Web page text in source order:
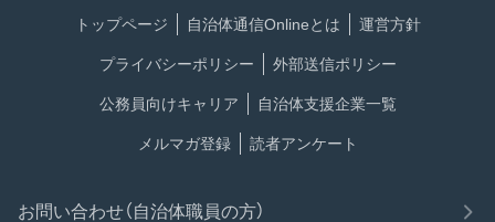
トップページ 自治体通信Onlineとは 運営方針
プライバシーポリシー 外部送信ポリシー
公務員向けキャリア 自治体支援企業一覧
メルマガ登録 読者アンケート
お問い合わせ（自治体職員の方）